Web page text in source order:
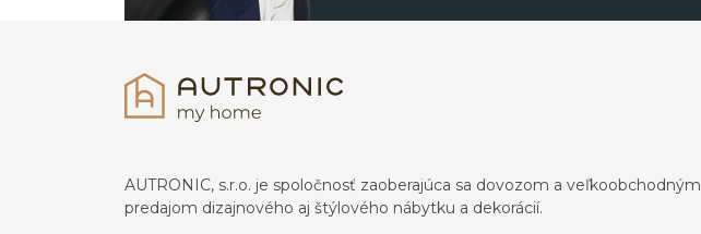
AUTRONIC, s.r.o. je spoločnosť zaoberajúca sa dovozom a veľkoobchodným
predajom dizajnového aj štýlového nábytku a dekorácií.